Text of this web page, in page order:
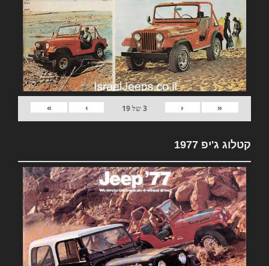
«
‹
3של19
›
»
קטלוג ג'יפ 1977